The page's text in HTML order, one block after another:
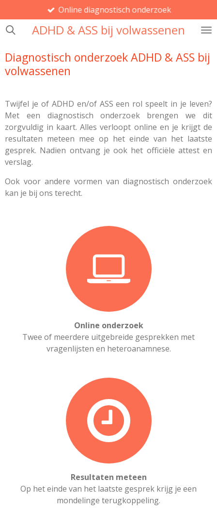
direct
naar
hoofdinhoud
ADHD & ASS bij volwassenen
Online diagnostisch onderzoek
Diagnostisch onderzoek ADHD & ASS bij
volwassenen
Twijfel je of ADHD en/of ASS een rol speelt in je leven?
Met een diagnostisch onderzoek brengen we dit
zorgvuldig in kaart. Alles verloopt online en je krijgt de
resultaten meteen mee op het einde van het laatste
gesprek. Nadien ontvang je ook het officiële attest en
verslag.
Ook voor andere vormen van diagnostisch onderzoek
kan je bij ons terecht.
Online onderzoek
Twee of meerdere uitgebreide gesprekken met
vragenlijsten en heteroanamnese.
Resultaten meteen
Op het einde van het laatste gesprek krijg je een
mondelinge terugkoppeling.